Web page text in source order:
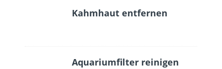
Kahmhaut entfernen
Aquariumfilter reinigen